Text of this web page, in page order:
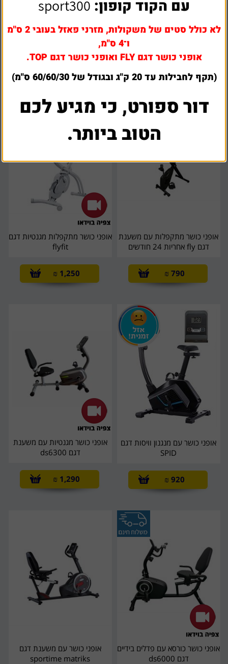
מיני אופני כושר ניידים sportime
אופני כושר מגנטיות לבית דגם
אופני כושר מתקפלות עם משענת
דגם fly אחריות 24 חודשים
790
₪
אופני כושר מתקפלות מגנטיות דגם
flyfit
1,250
₪
אופני כושר עם מנגנון וויסות דגם
SPID
920
₪
אופני כושר מגנטיות עם משענת
דגם ds6300
1,290
₪
אופני כושר כורסא עם פדלים בידיים
דגם ds6000
אופני כושר עם משענת דגם
sportime matriks
עם הקוד קופון: sport300
לא כולל סטים של משקולות, מזרני פאזל בעובי 2 ס"מ
ו־4 ס"מ,
אופני כושר דגם FLY ואופני כושר דגם TOP.
(תקף לחבילות עד 20 ק"ג ובגודל של 60/60/30 ס"מ)
דור ספורט, כי מגיע לכם
הטוב ביותר.